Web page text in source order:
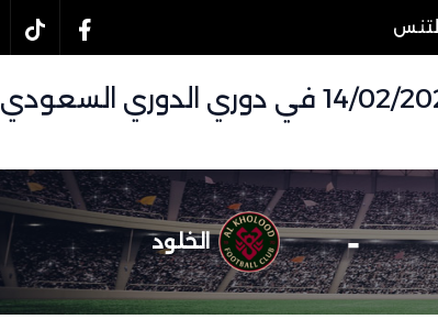
التنس
تفاصيل وموعد مباراة النجمة و الخلود بتاريخ 14/02/2026 في دوري الدوري السعودي
- الخلود